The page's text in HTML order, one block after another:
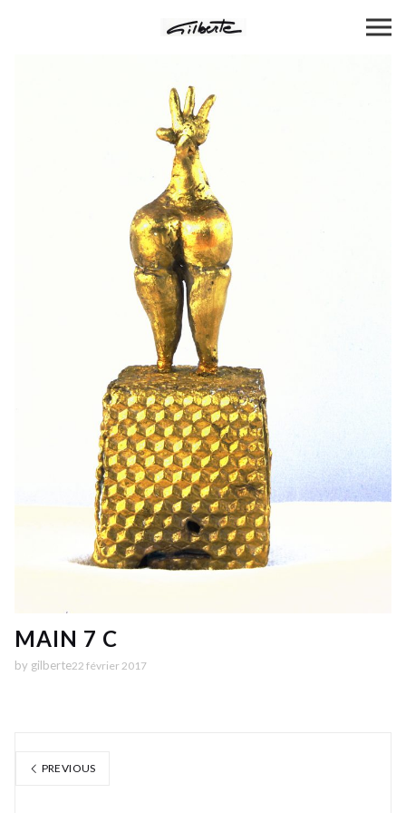
MAIN 7 C
by gilberte22 février 2017
PREVIOUS